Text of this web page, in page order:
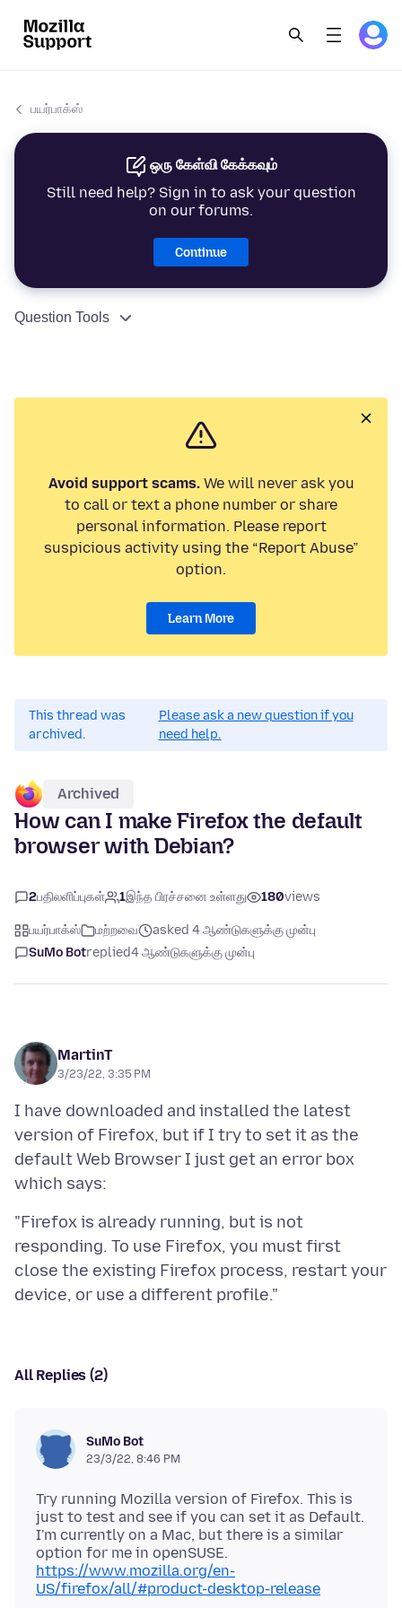
பயர்பாக்ஸ்
ஒரு கேள்வி கேக்கவும்
Still need help? Sign in to ask your question
on our forums.
Continue
Question Tools
Avoid support scams.We will never ask you
to call or text a phone number or share
personal information. Please report
suspicious activity using the “Report Abuse”
option.
Learn More
This thread was
archived.
Please ask a new question if you
need help.
Archived
How can I make Firefox the default
browser with Debian?
2பதிலளிப்புகள் 1இந்த பிரச்சனை உள்ளது 180views
பயர்பாக்ஸ் மற்றவை
asked 4 ஆண்டுகளுக்கு முன்பு
SuMo Botreplied4 ஆண்டுகளுக்கு முன்பு
MartinT
3/23/22, 3:35 PM
I have downloaded and installed the latest
version of Firefox, but if I try to set it as the
default Web Browser I just get an error box
"Firefox is already running, but is not
responding. To use Firefox, you must first
close the existing Firefox process, restart your
All Replies (2)
SuMo Bot
23/3/22, 8:46 PM
Try running Mozilla version of Firefox. This is
just to test and see if you can set it as Default.
I'm currently on a Mac, but there is a similar
https://www.mozilla.org/en-
US/firefox/all/#product-desktop-release